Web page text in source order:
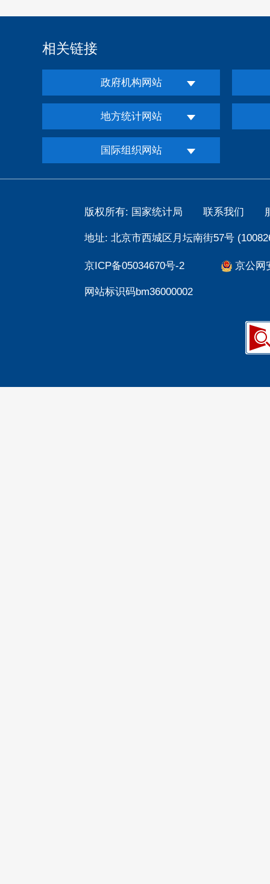
相关链接
政府机构网站
地方统计网站
国际组织网站
版权所有: 国家统计局 联系我们
地址: 北京市西城区月坛南街57号
京ICP备05034670号-2 京公网
网站标识码bm36000002